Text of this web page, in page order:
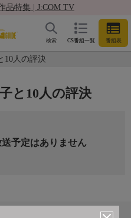
品特集 | J:COM TV
CS番組一覧 番組表
検索
10人の評決
と10人の評決
予定はありません